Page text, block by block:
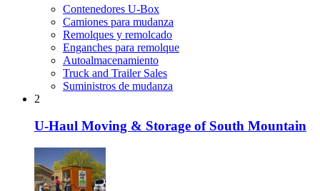
Contenedores U-Box
Camiones para mudanza
Remolques y remolcado
Enganches para remolque
Autoalmacenamiento
Truck and Trailer Sales
Suministros de mudanza
2
U-Haul Moving & Storage of South Mountain